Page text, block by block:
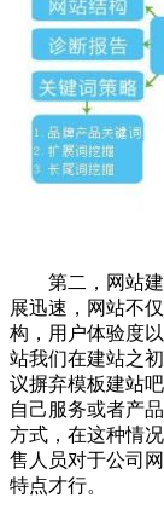
第二，网站建
展迅速，网站不
构，用户体验度
站我们在建站之
议摒弃模板建站
自己服务或者产
方式，在这种情
售人员对于公司
特点才行。